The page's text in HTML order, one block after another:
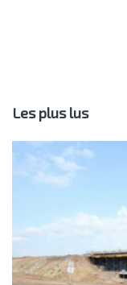
Les plus lus